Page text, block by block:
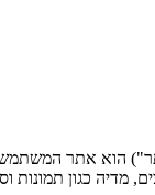
מדיה כגון